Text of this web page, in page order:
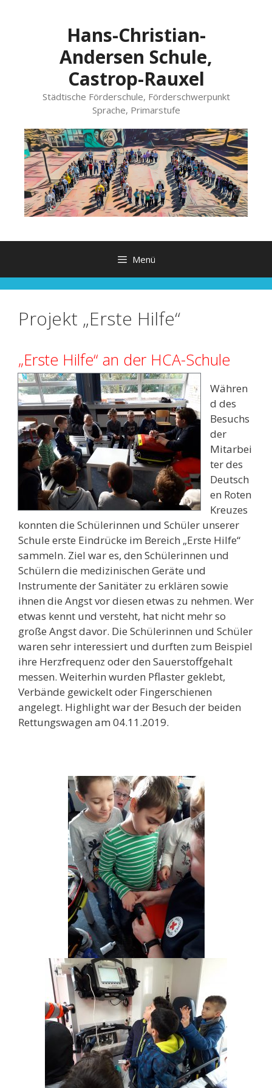
Hans-Christian-
Andersen Schule,
Castrop-Rauxel
Städtische Förderschule, Förderschwerpunkt
Sprache, Primarstufe
Menü
Projekt „Erste Hilfe“
„Erste Hilfe“ an der HCA-Schule
Währen
d des
Besuchs
der
Mitarbei
ter des
Deutsch
en Roten
Kreuzes
konnten die Schülerinnen und Schüler unserer
Schule erste Eindrücke im Bereich „Erste Hilfe“
sammeln. Ziel war es, den Schülerinnen und
Schülern die medizinischen Geräte und
Instrumente der Sanitäter zu erklären sowie
ihnen die Angst vor diesen etwas zu nehmen. Wer
etwas kennt und versteht, hat nicht mehr so
große Angst davor. Die Schülerinnen und Schüler
waren sehr interessiert und durften zum Beispiel
ihre Herzfrequenz oder den Sauerstoffgehalt
messen. Weiterhin wurden Pflaster geklebt,
Verbände gewickelt oder Fingerschienen
angelegt. Highlight war der Besuch der beiden
Rettungswagen am 04.11.2019.